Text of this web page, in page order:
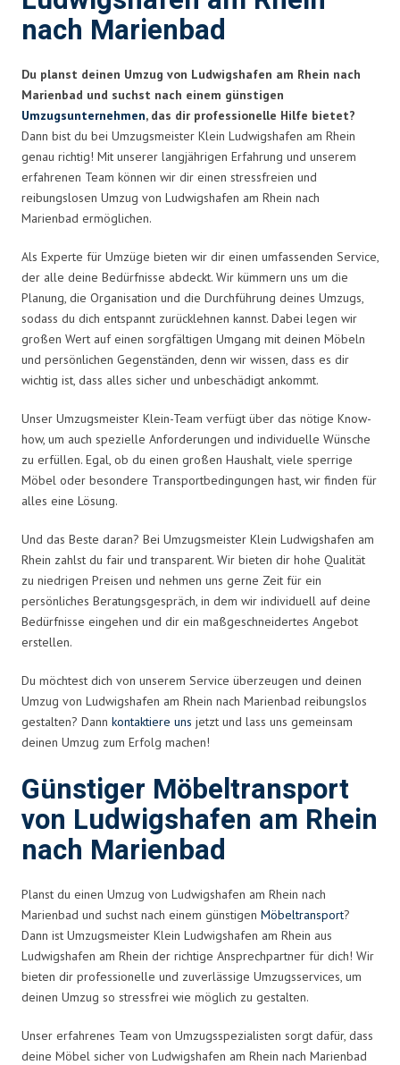
nach Marienbad
Du planst deinen Umzug von Ludwigshafen am Rhein nach
Marienbad und suchst nach einem günstigen
Umzugsunternehmen, das dir professionelle Hilfe bietet?
Dann bist du bei Umzugsmeister Klein Ludwigshafen am Rhein
genau richtig! Mit unserer langjährigen Erfahrung und unserem
erfahrenen Team können wir dir einen stressfreien und
reibungslosen Umzug von Ludwigshafen am Rhein nach
Marienbad ermöglichen.
Als Experte für Umzüge bieten wir dir einen umfassenden Service,
der alle deine Bedürfnisse abdeckt. Wir kümmern uns um die
Planung, die Organisation und die Durchführung deines Umzugs,
sodass du dich entspannt zurücklehnen kannst. Dabei legen wir
großen Wert auf einen sorgfältigen Umgang mit deinen Möbeln
und persönlichen Gegenständen, denn wir wissen, dass es dir
wichtig ist, dass alles sicher und unbeschädigt ankommt.
Unser Umzugsmeister Klein-Team verfügt über das nötige Know-
how, um auch spezielle Anforderungen und individuelle Wünsche
zu erfüllen. Egal, ob du einen großen Haushalt, viele sperrige
Möbel oder besondere Transportbedingungen hast, wir finden für
alles eine Lösung.
Und das Beste daran? Bei Umzugsmeister Klein Ludwigshafen am
Rhein zahlst du fair und transparent. Wir bieten dir hohe Qualität
zu niedrigen Preisen und nehmen uns gerne Zeit für ein
persönliches Beratungsgespräch, in dem wir individuell auf deine
Bedürfnisse eingehen und dir ein maßgeschneidertes Angebot
erstellen.
Du möchtest dich von unserem Service überzeugen und deinen
Umzug von Ludwigshafen am Rhein nach Marienbad reibungslos
gestalten? Dann kontaktiere uns jetzt und lass uns gemeinsam
deinen Umzug zum Erfolg machen!
Günstiger Möbeltransport
von Ludwigshafen am Rhein
nach Marienbad
Planst du einen Umzug von Ludwigshafen am Rhein nach
Marienbad und suchst nach einem günstigen Möbeltransport?
Dann ist Umzugsmeister Klein Ludwigshafen am Rhein aus
Ludwigshafen am Rhein der richtige Ansprechpartner für dich! Wir
bieten dir professionelle und zuverlässige Umzugsservices, um
deinen Umzug so stressfrei wie möglich zu gestalten.
Unser erfahrenes Team von Umzugsspezialisten sorgt dafür, dass
deine Möbel sicher von Ludwigshafen am Rhein nach Marienbad